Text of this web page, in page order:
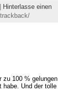
Hinterlasse einen
zu 100 % gelungen
habe. Und der tolle